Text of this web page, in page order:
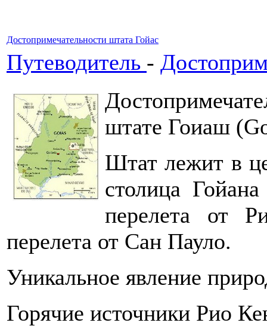
Достопримечательности штата Гойас
Путеводитель -
штате Гоиаш
Штат лежит в
столица
перелета от
перелета от Сан Пауло.
Уникальное явление
Горячие источники Рио